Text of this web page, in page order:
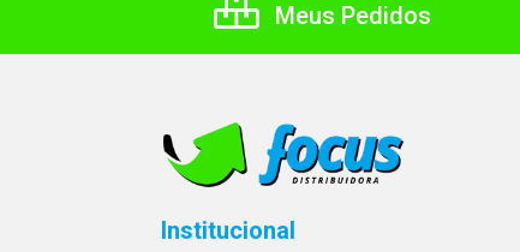
Meus Pedidos
Institucional